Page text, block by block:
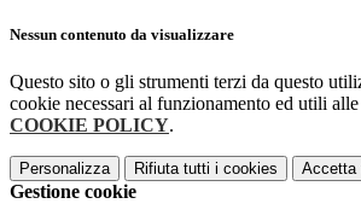
Nessun contenuto da visualizzare
Questo sito o gli strumenti terzi da questo
cookie necessari al funzionamento ed utili
COOKIE POLICY.
Personalizza Rifiuta tutti i cookies Accetta
Gestione cookie